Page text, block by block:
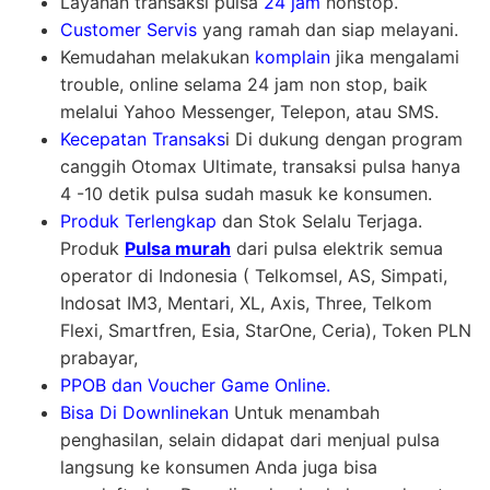
Customer Servis yang ramah dan siap melayani.
Kemudahan melakukan komplain jika mengalami
trouble, online selama 24 jam non stop, baik
melalui Yahoo Messenger, Telepon, atau SMS.
Kecepatan Transaksi Di dukung dengan program
canggih Otomax Ultimate, transaksi pulsa hanya
4 -10 detik pulsa sudah masuk ke konsumen.
Produk Terlengkap dan Stok Selalu Terjaga.
Produk Pulsa murah dari pulsa elektrik semua
operator di Indonesia ( Telkomsel, AS, Simpati,
Indosat IM3, Mentari, XL, Axis, Three, Telkom
Flexi, Smartfren, Esia, StarOne, Ceria), Token PLN
prabayar,
PPOB dan Voucher Game Online.
Bisa Di Downlinekan Untuk menambah
penghasilan, selain didapat dari menjual pulsa
langsung ke konsumen Anda juga bisa